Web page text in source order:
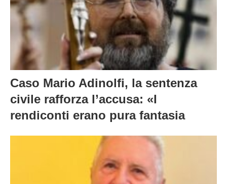
Caso Mario Adinolfi, la sentenza
civile rafforza l’accusa: «I
rendiconti erano pura fantasia